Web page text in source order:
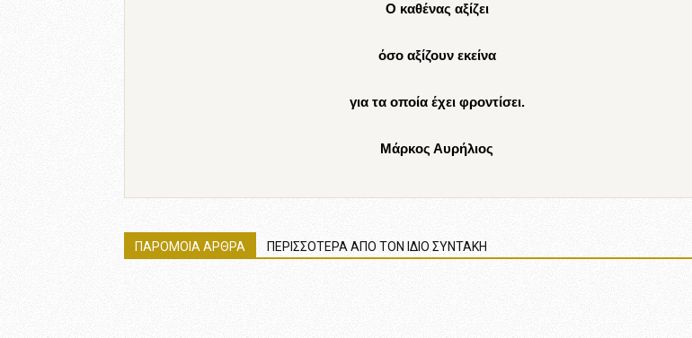
Ο καθένας αξίζει
όσο αξίζουν εκείνα
για τα οποία έχει φροντίσει.
Μάρκος Αυρήλιος
ΠΑΡΟΜΟΙΑ ΑΡΘΡΑ ΠΕΡΙΣΣΟΤΕΡΑ ΑΠΟ ΤΟΝ ΙΔΙΟ ΣΥΝΤΑΚΗ